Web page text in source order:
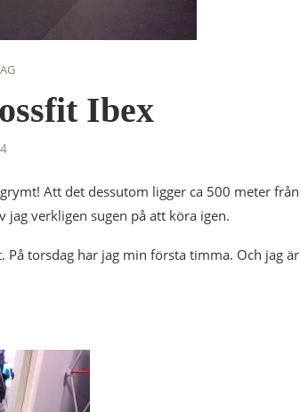
Ibex
Att det dessutom ligger ca 500 meter från
verkligen sugen på att köra igen.
torsdag har jag min första timma. Och jag är